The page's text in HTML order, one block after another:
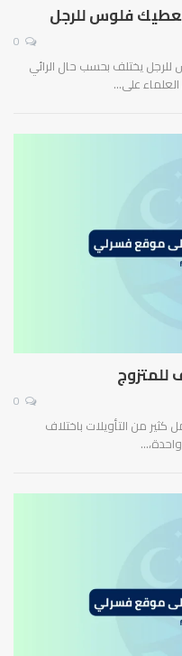
فلوس للرجل
يختلف بحسب حال الرائي
على…
من التأويلات باختلاف